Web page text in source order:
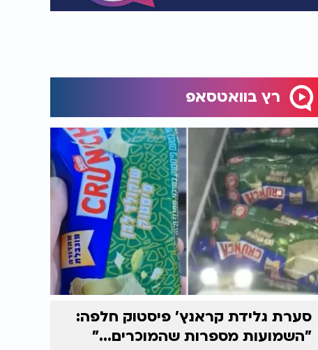
רץ בוואטסאפ
סערת גלידת קראנץ' פיסטוק חלפה:
"השמועות מספרות שהמוכרים..."